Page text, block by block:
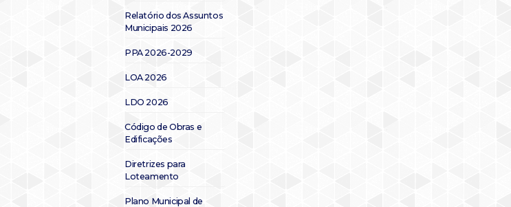
Relatório dos Assuntos
Municipais 2026
PPA 2026-2029
LOA 2026
LDO 2026
Código de Obras e
Edificações
Diretrizes para
Loteamento
Plano Municipal de